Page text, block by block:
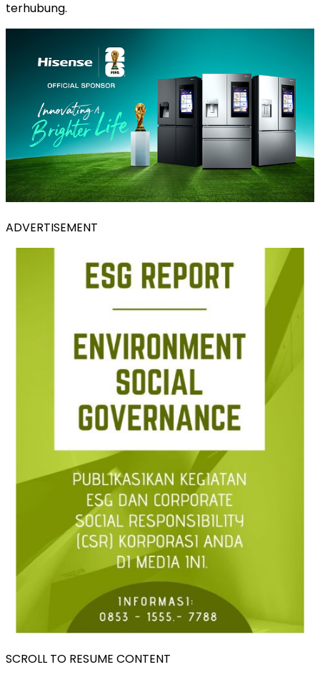
terhubung.
ADVERTISEMENT
SCROLL TO RESUME CONTENT